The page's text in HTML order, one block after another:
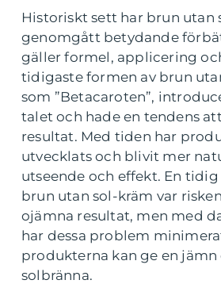
Historiskt sett har brun utan
genomgått betydande
gäller formel, applicering
tidigaste formen av brun
som ”Betacaroten”,
talet och hade en tendens
resultat. Med tiden har
utvecklats och blivit mer
utseende och effekt. En
brun utan sol-kräm var
ojämna resultat, men med
har dessa problem
produkterna kan ge en
solbränna.